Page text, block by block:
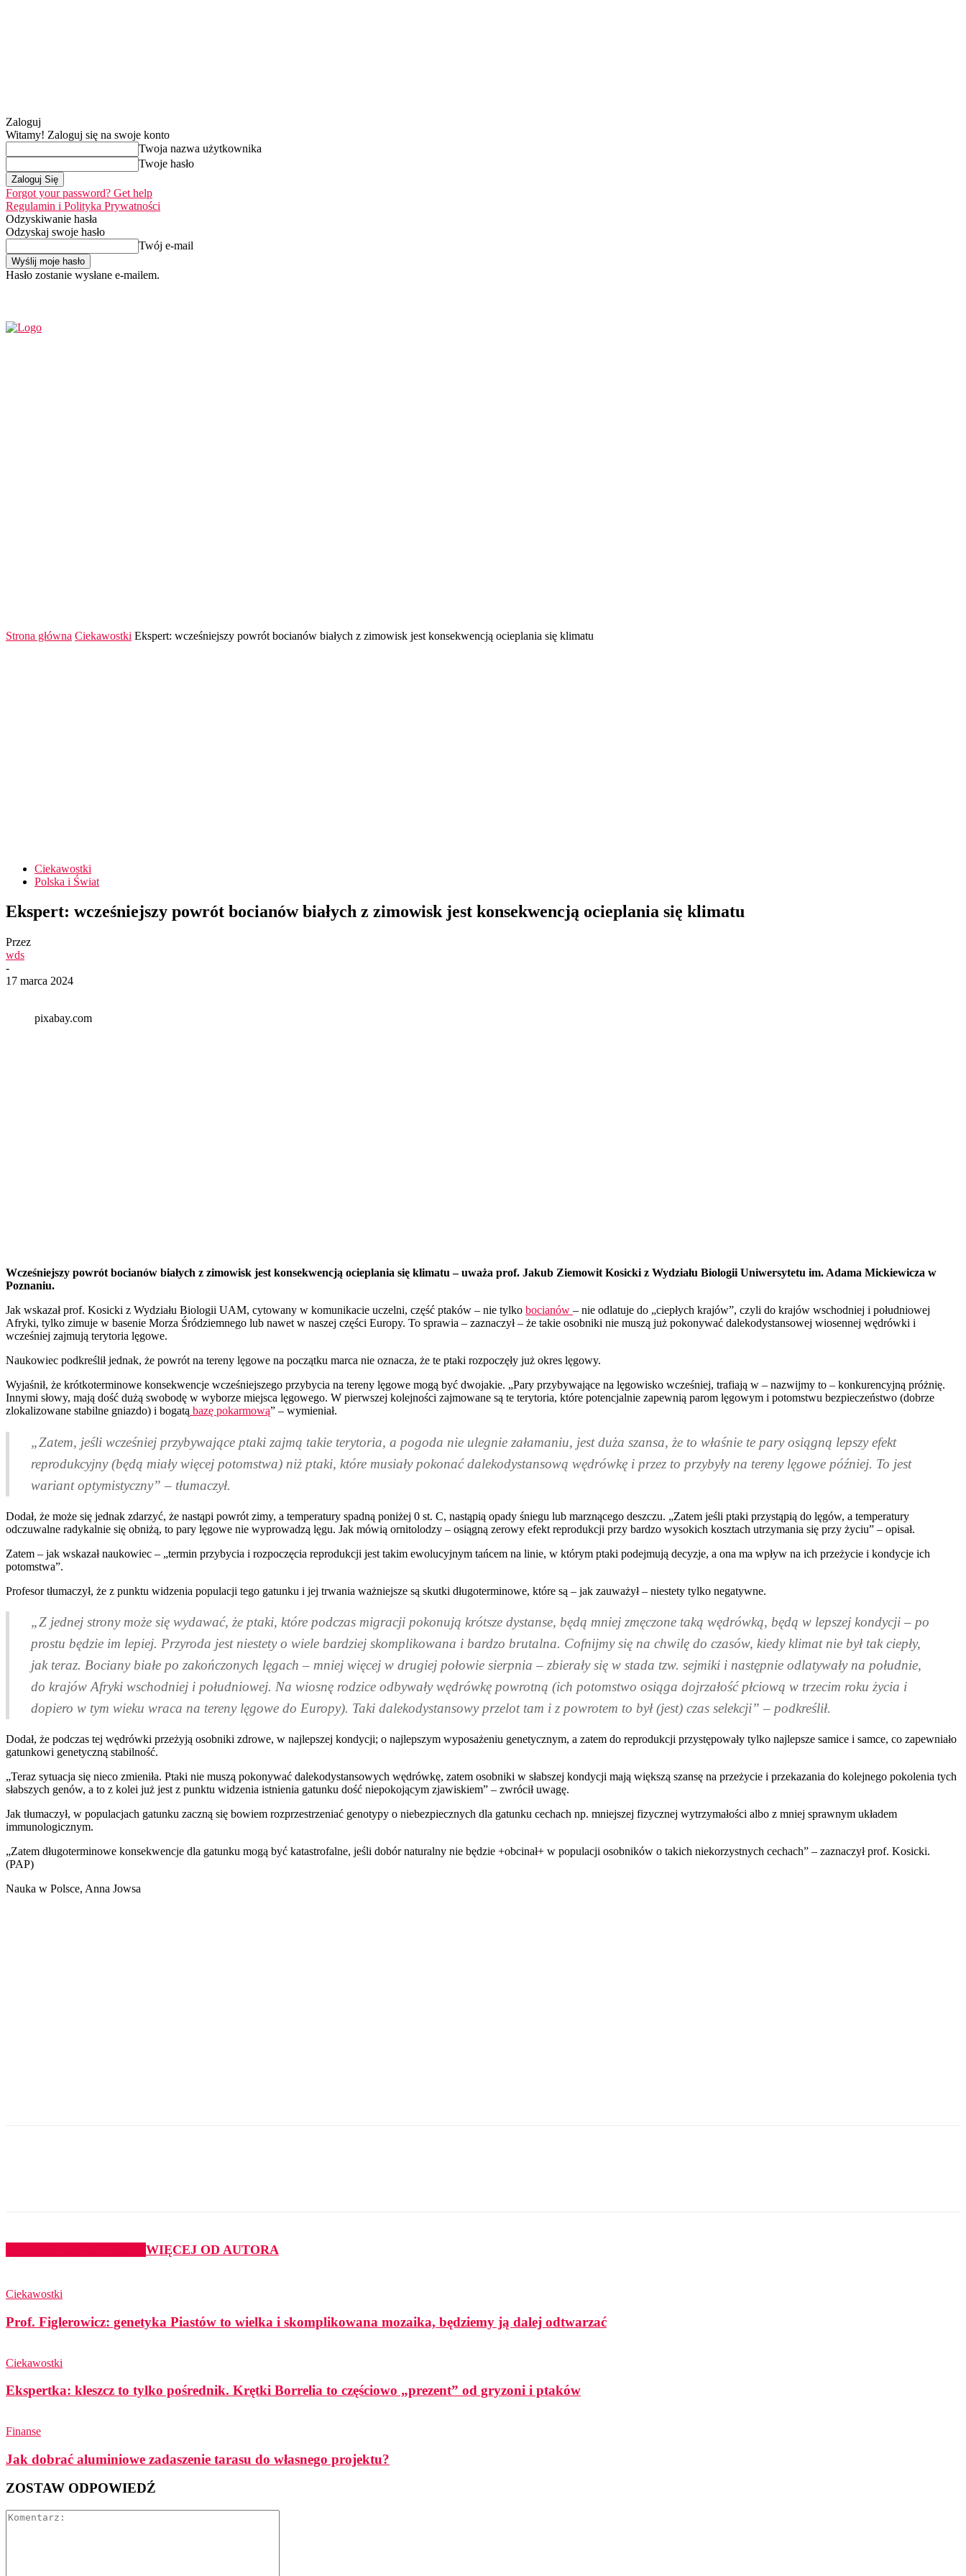
Zaloguj
Witamy! Zaloguj się na swoje konto
Twoja nazwa użytkownika
Twoje hasło
Forgot your password? Get help
Regulamin i Polityka Prywatności
Odzyskiwanie hasła
Odzyskaj swoje hasło
Twój e-mail
Hasło zostanie wysłane e-mailem.
Strona główna Ciekawostki Ekspert: wcześniejszy powrót bocianów białych z zimowisk jest konsekwencją ocieplania się klimatu
Ciekawostki
Polska i Świat
Ekspert: wcześniejszy powrót bocianów białych z zimowisk jest konsekwencją ocieplania się klimatu
Przez
wds
-
17 marca 2024
pixabay.com
Wcześniejszy powrót bocianów białych z zimowisk jest konsekwencją ocieplania się klimatu – uważa prof. Jakub Ziemowit Kosicki z Wydziału Biologii Uniwersytetu im. Adama Mickiewicza w
Poznaniu.
Jak wskazał prof. Kosicki z Wydziału Biologii UAM, cytowany w komunikacie uczelni, część ptaków – nie tylko bocianów – nie odlatuje do „ciepłych krajów”, czyli do krajów wschodniej i południowej
Afryki, tylko zimuje w basenie Morza Śródziemnego lub nawet w naszej części Europy. To sprawia – zaznaczył – że takie osobniki nie muszą już pokonywać dalekodystansowej wiosennej wędrówki i
wcześniej zajmują terytoria lęgowe.
Naukowiec podkreślił jednak, że powrót na tereny lęgowe na początku marca nie oznacza, że te ptaki rozpoczęły już okres lęgowy.
Wyjaśnił, że krótkoterminowe konsekwencje wcześniejszego przybycia na tereny lęgowe mogą być dwojakie. „Pary przybywające na lęgowisko wcześniej, trafiają w – nazwijmy to – konkurencyjną próżnię.
Innymi słowy, mają dość dużą swobodę w wyborze miejsca lęgowego. W pierwszej kolejności zajmowane są te terytoria, które potencjalnie zapewnią parom lęgowym i potomstwu bezpieczeństwo (dobrze
zlokalizowane stabilne gniazdo) i bogatą bazę pokarmową” – wymieniał.
„Zatem, jeśli wcześniej przybywające ptaki zajmą takie terytoria, a pogoda nie ulegnie załamaniu, jest duża szansa, że to właśnie te pary osiągną lepszy efekt
reprodukcyjny (będą miały więcej potomstwa) niż ptaki, które musiały pokonać dalekodystansową wędrówkę i przez to przybyły na tereny lęgowe później. To jest
wariant optymistyczny” – tłumaczył.
Dodał, że może się jednak zdarzyć, że nastąpi powrót zimy, a temperatury spadną poniżej 0 st. C, nastąpią opady śniegu lub marznącego deszczu. „Zatem jeśli ptaki przystąpią do lęgów, a temperatury
odczuwalne radykalnie się obniżą, to pary lęgowe nie wyprowadzą lęgu. Jak mówią ornitolodzy – osiągną zerowy efekt reprodukcji przy bardzo wysokich kosztach utrzymania się przy życiu” – opisał.
Zatem – jak wskazał naukowiec – „termin przybycia i rozpoczęcia reprodukcji jest takim ewolucyjnym tańcem na linie, w którym ptaki podejmują decyzje, a ona ma wpływ na ich przeżycie i kondycje ich
potomstwa”.
Profesor tłumaczył, że z punktu widzenia populacji tego gatunku i jej trwania ważniejsze są skutki długoterminowe, które są – jak zauważył – niestety tylko negatywne.
„Z jednej strony może się wydawać, że ptaki, które podczas migracji pokonują krótsze dystanse, będą mniej zmęczone taką wędrówką, będą w lepszej kondycji – po
prostu będzie im lepiej. Przyroda jest niestety o wiele bardziej skomplikowana i bardzo brutalna. Cofnijmy się na chwilę do czasów, kiedy klimat nie był tak ciepły,
jak teraz. Bociany białe po zakończonych lęgach – mniej więcej w drugiej połowie sierpnia – zbierały się w stada tzw. sejmiki i następnie odlatywały na południe,
do krajów Afryki wschodniej i południowej. Na wiosnę rodzice odbywały wędrówkę powrotną (ich potomstwo osiąga dojrzałość płciową w trzecim roku życia i
dopiero w tym wieku wraca na tereny lęgowe do Europy). Taki dalekodystansowy przelot tam i z powrotem to był (jest) czas selekcji” – podkreślił.
Dodał, że podczas tej wędrówki przeżyją osobniki zdrowe, w najlepszej kondycji; o najlepszym wyposażeniu genetycznym, a zatem do reprodukcji przystępowały tylko najlepsze samice i samce, co zapewniało
gatunkowi genetyczną stabilność.
„Teraz sytuacja się nieco zmieniła. Ptaki nie muszą pokonywać dalekodystansowych wędrówkę, zatem osobniki w słabszej kondycji mają większą szansę na przeżycie i przekazania do kolejnego pokolenia tych
słabszych genów, a to z kolei już jest z punktu widzenia istnienia gatunku dość niepokojącym zjawiskiem” – zwrócił uwagę.
Jak tłumaczył, w populacjach gatunku zaczną się bowiem rozprzestrzeniać genotypy o niebezpiecznych dla gatunku cechach np. mniejszej fizycznej wytrzymałości albo z mniej sprawnym układem
immunologicznym.
„Zatem długoterminowe konsekwencje dla gatunku mogą być katastrofalne, jeśli dobór naturalny nie będzie +obcinał+ w populacji osobników o takich niekorzystnych cechach” – zaznaczył prof. Kosicki.
(PAP)
Nauka w Polsce, Anna Jowsa
WIĘCEJ OD AUTORA
Ciekawostki
Prof. Figlerowicz: genetyka Piastów to wielka i skomplikowana mozaika, będziemy ją dalej odtwarzać
Ciekawostki
Ekspertka: kleszcz to tylko pośrednik. Krętki Borrelia to częściowo „prezent” od gryzoni i ptaków
Finanse
Jak dobrać aluminiowe zadaszenie tarasu do własnego projektu?
ZOSTAW ODPOWIEDŹ